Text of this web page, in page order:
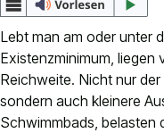
eBau
eSteuerkonto
Jobs
Dienstleistungen
Kontakt
Lebt man am oder unter
Existenzminimum, liegen
Reichweite. Nicht nur
sondern auch kleinere
Schwimmbads, belasten